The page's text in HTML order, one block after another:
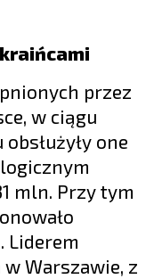
przez
w ciągu
one
mln. Przy tym
Liderem
Warszawie, z